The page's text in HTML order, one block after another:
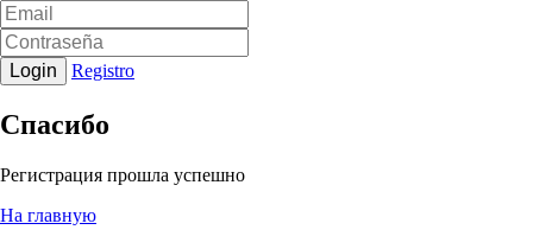
Login Registro
Спасибо
Регистрация прошла успешно
На главную